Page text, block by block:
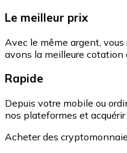
Le meilleur prix
Avec le même argent, vous
avons la meilleure cotation
Rapide
Depuis votre mobile ou
nos plateformes et acquérir
Acheter des